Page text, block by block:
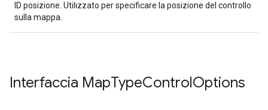
ID posizione. Utilizzato per specificare la posizione del controllo
sulla mappa.
Interfaccia MapTypeControlOptions